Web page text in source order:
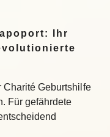
Ihr
Charité Geburtshilfe
Für gefährdete